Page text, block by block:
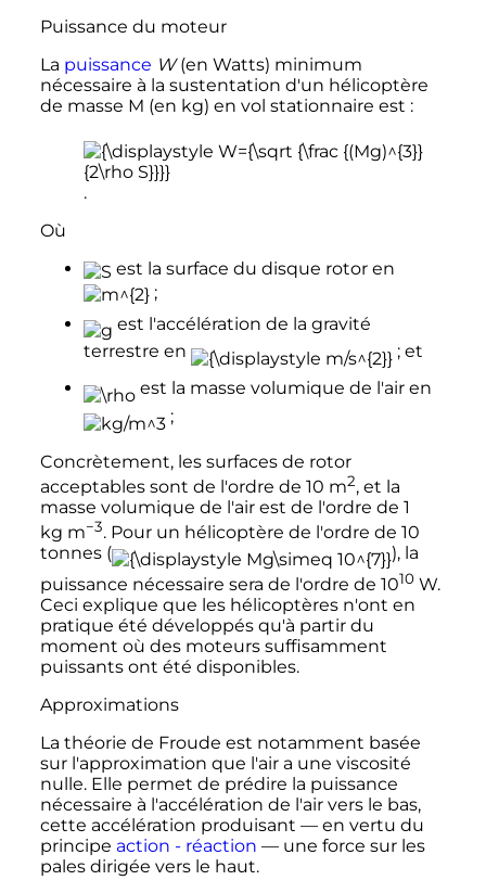
Puissance du moteur
La puissance W(en Watts) minimum
nécessaire à la sustentation d'un hélicoptère
de masse M (en kg) en vol stationnaire est :
.
Où
est la surface du disque rotor en
;
est l'accélération de la gravité
terrestre en
; et
est la masse volumique de l'air en
;
Concrètement, les surfaces de rotor
acceptables sont de l'ordre de 10 m2, et la
masse volumique de l'air est de l'ordre de 1
kg m−3. Pour un hélicoptère de l'ordre de 10
tonnes (
), la
puissance nécessaire sera de l'ordre de 1010 W.
Ceci explique que les hélicoptères n'ont en
pratique été développés qu'à partir du
moment où des moteurs suffisamment
puissants ont été disponibles.
Approximations
La théorie de Froude est notamment basée
sur l'approximation que l'air a une viscosité
nulle. Elle permet de prédire la puissance
nécessaire à l'accélération de l'air vers le bas,
cette accélération produisant — en vertu du
principe action - réaction — une force sur les
pales dirigée vers le haut.